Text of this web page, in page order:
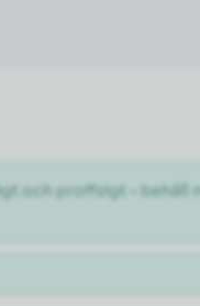
och proffsigt – behåll